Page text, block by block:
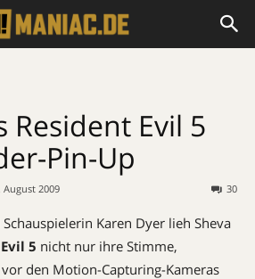
Resident Evil 5
Pin-Up
August 2009 30
Karen Dyer lieh Sheva
5 nicht nur ihre Stimme,
den Motion-Capturing-Kameras